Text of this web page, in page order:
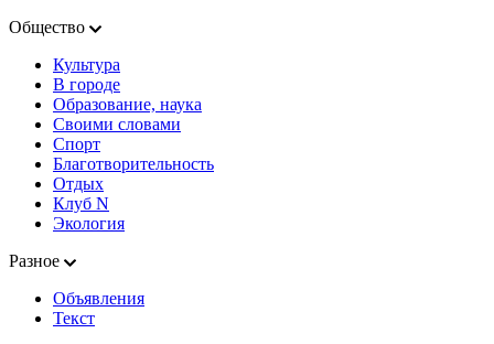
Общество
Культура
В городе
Образование, наука
Своими словами
Спорт
Благотворительность
Отдых
Клуб N
Экология
Разное
Объявления
Текст